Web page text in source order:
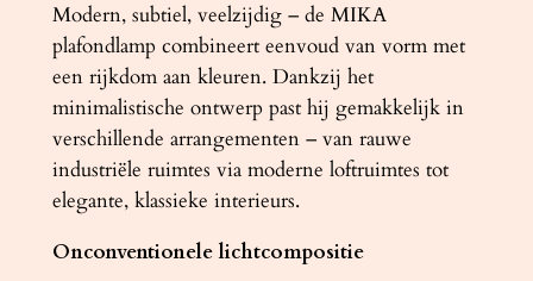
K
A
g
o
u
d
a
n
Modern, subtiel, veelzijdig – de MIKA
plafondlamp combineert eenvoud van vorm met
een rijkdom aan kleuren. Dankzij het
minimalistische ontwerp past hij gemakkelijk in
verschillende arrangementen – van rauwe
industriële ruimtes via moderne loftruimtes tot
elegante, klassieke interieurs.
Onconventionele lichtcompositie